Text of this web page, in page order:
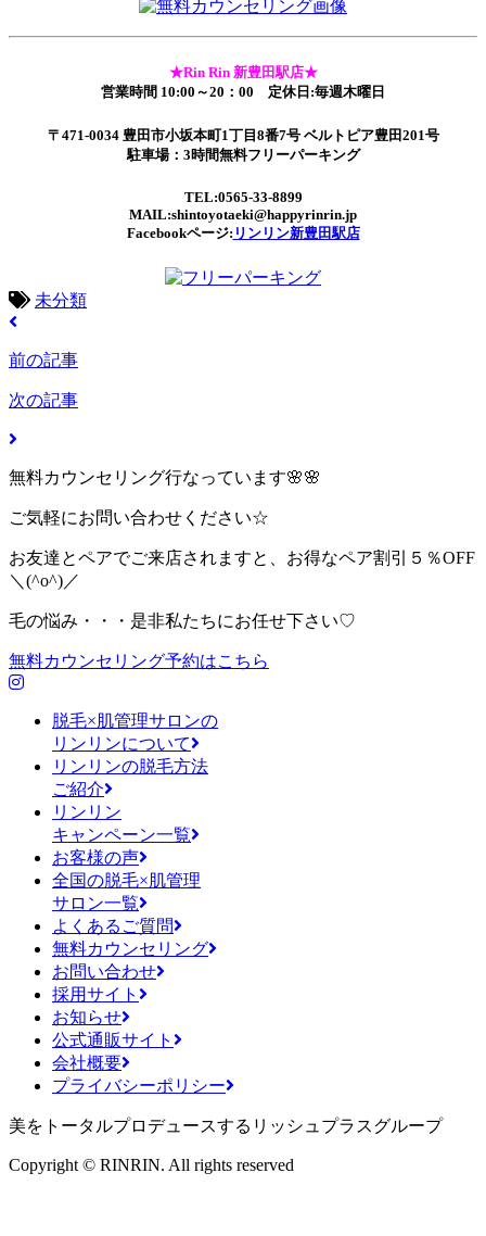
★Rin Rin 新豊田駅店★
営業時間 10:00～20：00 定休日:毎週木曜日
〒471-0034 豊田市小坂本町1丁目8番7号 ベルトピア豊田201号
駐車場：3時間無料フリーパーキング
TEL:0565-33-8899
MAIL:shintoyotaeki@happyrinrin.jp
Facebookページ: リンリン新豊田駅店
未分類
前の記事
次の記事
無料カウンセリング行なっています🌸🌸
ご気軽にお問い合わせください☆
お友達とペアでご来店されますと、お得なペア割引５％OFF
＼(^o^)／
毛の悩み・・・是非私たちにお任せ下さい♡
無料カウンセリング予約はこちら
脱毛×肌管理サロンの
リンリンについて
リンリンの脱毛方法
ご紹介
リンリン
キャンペーン一覧
お客様の声
全国の脱毛×肌管理
サロン一覧
よくあるご質問
無料カウンセリング
お問い合わせ
採用サイト
お知らせ
公式通販サイト
会社概要
プライバシーポリシー
美をトータルプロデュースするリッシュプラスグループ
Copyright © RINRIN. All rights reserved